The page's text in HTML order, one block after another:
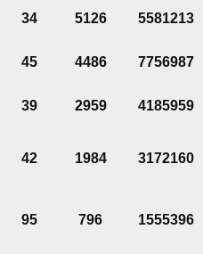
34 5126 5581213
45 4486 7756987
39 2959 4185959
42 1984 3172160
95 796 1555396